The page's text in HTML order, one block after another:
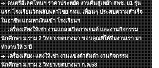
ดนตรีอีเลคโทนฯ ราคาประหยัด งานคืนสู่เหย้า สพช. ม1 รุ่น
แรก โรงเรียนวัดพลับพลาไชย กทม. เพื่อนๆ ประสบความสำเร็จ
ในอาชีพ แถมหาเงินเข้า โรงเรียนฯ
เครื่องเสียงให้เช่า งานแถลงเปิดภาพยนต์ และงานกิจกรรม
นักศึกษา ม.ราม 2 วิทยาเขตบางนา ขอบคุณที่ให้ทีมงานเรา มา
ทำงานให้ 3 ปี
เครื่องเสียง+แสงให้เช่า งานแข่งตำส้มตำ งานกิจกรรม
นักศึกษา ม.ราม 2 วิทยาเขตบางนา ก.ค.58